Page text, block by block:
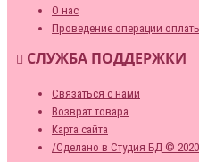
О нас
Проведение операции
СЛУЖБА ПОДДЕРЖКИ
Связаться с нами
Возврат товара
Карта сайта
/Сделано в Студия БД ©